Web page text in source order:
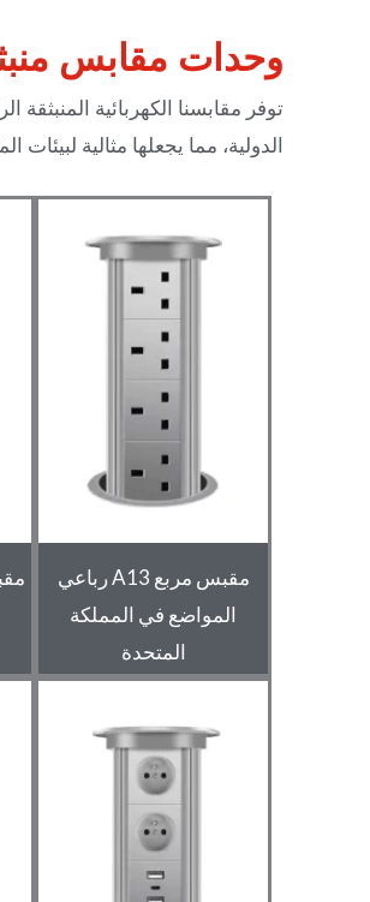
وحدات مقابس
توفر مقابسنا الكهربائية
الدولية، مما يجعلها مثالية لبيئات
مقبس مربع A13 رباعي
المواضع في المملكة
المتحدة